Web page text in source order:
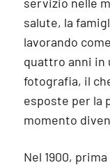
salute, la
lavorando
quattro anni in
fotografia, il
esposte per la
momento
Nel 1900,